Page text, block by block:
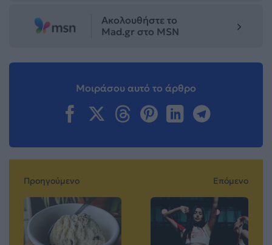
Ακολουθήστε το
Mad.gr στο MSN
Μοιράσου αυτό το άρθρο
Προηγούμενο Επόμενο